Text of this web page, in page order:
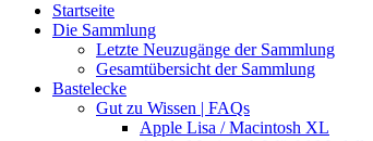
Startseite
Die Sammlung
Letzte Neuzugänge der Sammlung
Gesamtübersicht der Sammlung
Bastelecke
Gut zu Wissen | FAQs
Apple Lisa / Macintosh XL